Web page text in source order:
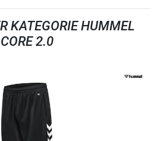
KATEGORIE HUMMEL
CORE 2.0